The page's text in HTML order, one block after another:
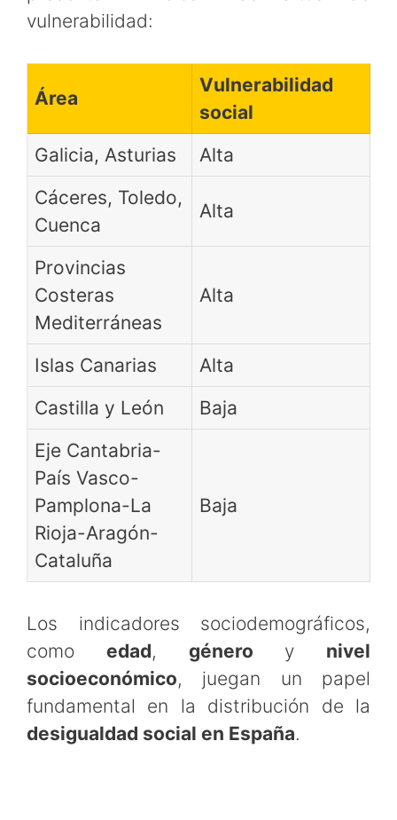
vulnerabilidad:
Área
Vulnerabilidad
social
Galicia, Asturias
Alta
Cáceres, Toledo,
Cuenca
Alta
Provincias
Costeras
Mediterráneas
Alta
Islas Canarias
Alta
Castilla y León
Baja
Eje Cantabria-
País Vasco-
Pamplona-La
Rioja-Aragón-
Cataluña
Baja
Los indicadores sociodemográficos,
como edad, género y nivel
socioeconómico, juegan un papel
fundamental en la distribución de la
desigualdad social en España.